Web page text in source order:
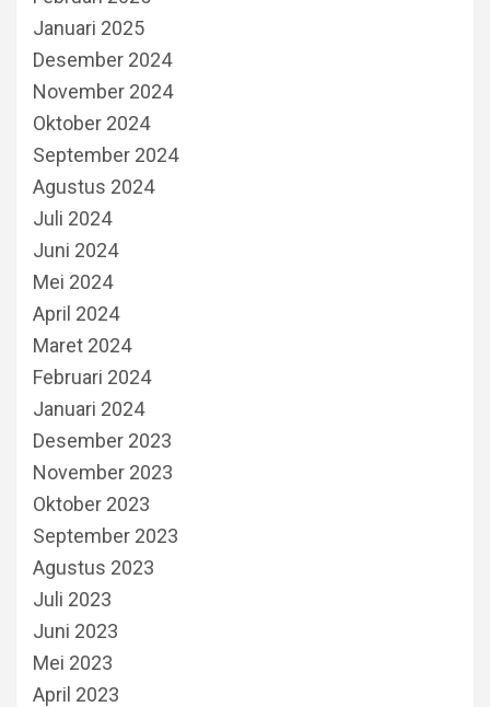
Januari 2025
Desember 2024
November 2024
Oktober 2024
September 2024
Agustus 2024
Juli 2024
Juni 2024
Mei 2024
April 2024
Maret 2024
Februari 2024
Januari 2024
Desember 2023
November 2023
Oktober 2023
September 2023
Agustus 2023
Juli 2023
Juni 2023
Mei 2023
April 2023